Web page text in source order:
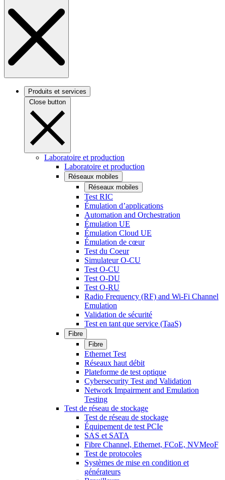
Produits et services
Close button
Laboratoire et production
Laboratoire et production
Réseaux mobiles
Réseaux mobiles
Test RIC
Émulation d’applications
Automation and Orchestration
Émulation UE
Émulation Cloud UE
Émulation de cœur
Test du Coeur
Simulateur O-CU
Test O-CU
Test O-DU
Test O-RU
Radio Frequency (RF) and Wi-Fi Channel
Emulation
Validation de sécurité
Test en tant que service (TaaS)
Fibre
Fibre
Ethernet Test
Réseaux haut débit
Plateforme de test optique
Cybersecurity Test and Validation
Network Impairment and Emulation
Testing
Test de réseau de stockage
Test de réseau de stockage
Équipement de test PCIe
SAS et SATA
Fibre Channel, Ethernet, FCoE, NVMeoF
Test de protocoles
Systèmes de mise en condition et
générateurs